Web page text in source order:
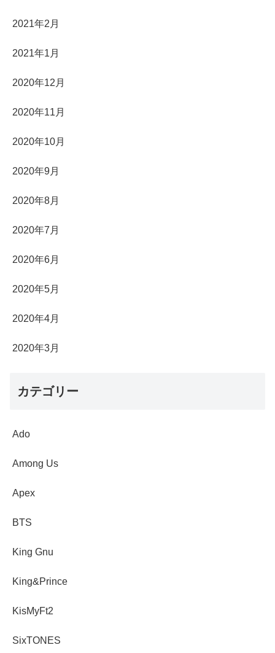
2021年2月
2021年1月
2020年12月
2020年11月
2020年10月
2020年9月
2020年8月
2020年7月
2020年6月
2020年5月
2020年4月
2020年3月
カテゴリー
Ado
Among Us
Apex
BTS
King Gnu
King&Prince
KisMyFt2
SixTONES